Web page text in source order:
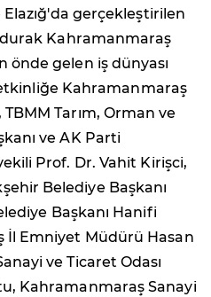
Elazığ'da gerçekleştirilen
Kahramanmaraş
önde gelen iş dünyası
Kahramanmaraş
Tarım, Orman ve
ve AK Parti
Prof. Dr. Vahit Kirişci,
Belediye Başkanı
Başkanı Hanifi
İl Emniyet Müdürü Hasan
ve Ticaret Odası
Kahramanmaraş Sanayi